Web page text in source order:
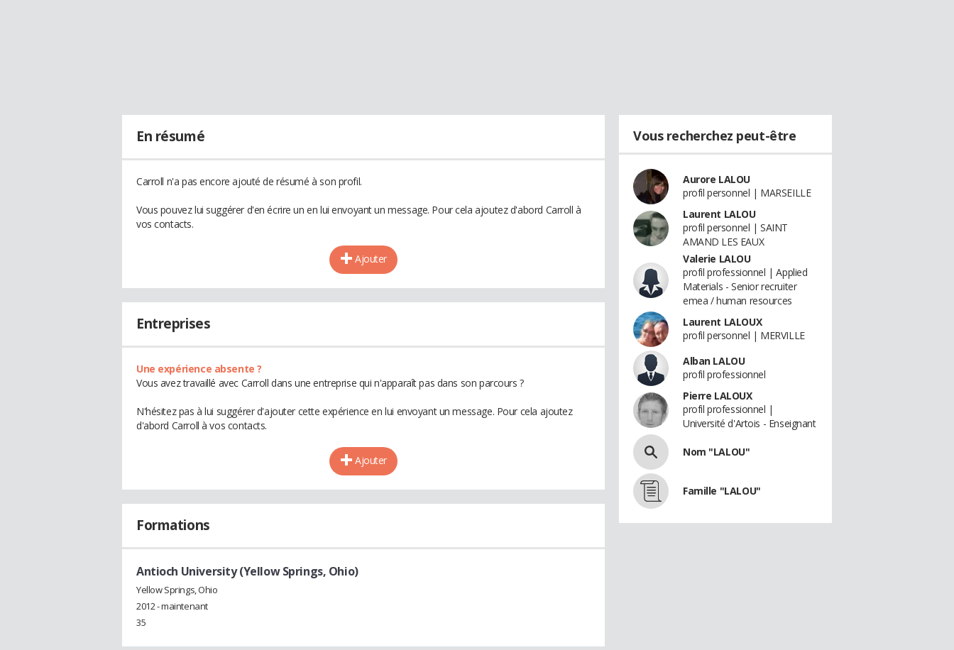
En résumé
Carroll n'a pas encore ajouté de résumé à son profil.
Vous pouvez lui suggérer d'en écrire un en lui envoyant un message. Pour cela ajoutez d'abord Carroll à
vos contacts.
Ajouter
Entreprises
Une expérience absente ?
Vous avez travaillé avec Carroll dans une entreprise qui n'apparaît pas dans son parcours ?
N'hésitez pas à lui suggérer d'ajouter cette expérience en lui envoyant un message. Pour cela ajoutez
d'abord Carroll à vos contacts.
Ajouter
Formations
Antioch University (Yellow Springs, Ohio)
Yellow Springs, Ohio
2012 - maintenant
35
Vous recherchez peut-être
Aurore LALOU
profil personnel | MARSEILLE
Laurent LALOU
profil personnel | SAINT
AMAND LES EAUX
Valerie LALOU
profil professionnel | Applied
Materials - Senior recruiter
emea / human resources
Laurent LALOUX
profil personnel | MERVILLE
Alban LALOU
profil professionnel
Pierre LALOUX
profil professionnel |
Université d'Artois - Enseignant
Nom "LALOU"
Famille "LALOU"